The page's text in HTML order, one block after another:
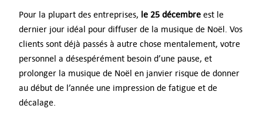
Pour la plupart des entreprises, le 25 décembre est le
dernier jour idéal pour diffuser de la musique de Noël. Vos
clients sont déjà passés à autre chose mentalement, votre
personnel a désespérément besoin d’une pause, et
prolonger la musique de Noël en janvier risque de donner
au début de l’année une impression de fatigue et de
décalage.